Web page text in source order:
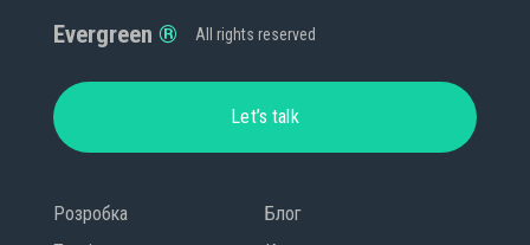
Evergreen All rights reserved
Let’s talk
Розробка
Блог